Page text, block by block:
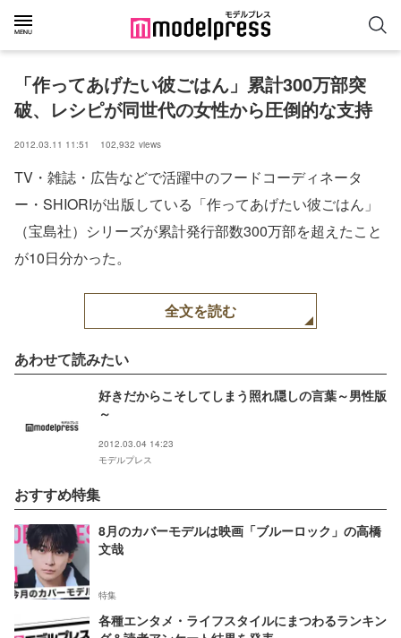
「作ってあげたい彼ごはん」累計300万部突
破、レシピが同世代の女性から圧倒的な支持
2012.03.11 11:51 102,932 views
TV・雑誌・広告などで活躍中のフードコーディネータ
ー・SHIORIが出版している「作ってあげたい彼ごはん」
（宝島社）シリーズが累計発行部数300万部を超えたこと
が10日分かった。
全文を読む
あわせて読みたい
好きだからこそしてしまう照れ隠しの言葉～男性版
～
2012.03.04 14:23
モデルプレス
おすすめ特集
8月のカバーモデルは映画「ブルーロック」の高橋
文哉
特集
各種エンタメ・ライフスタイルにまつわるランキン